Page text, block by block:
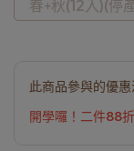
春+秋(12入)(停
此商品參與的優惠
開學囉！二件88